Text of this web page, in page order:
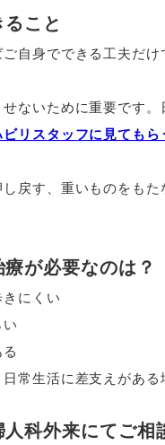
こと
自身でできる工夫だけ
ないために重要です
ビリスタッフに見ても
戻す、重いものをも
が必要なのは？
歩きにくい
らい
常生活に差支えがある
科外来にてご相